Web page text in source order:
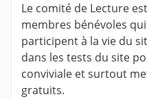
Le comité de Lecture
membres bénévoles
participent à la vie du
dans les tests du site
conviviale et surtout
gratuits.